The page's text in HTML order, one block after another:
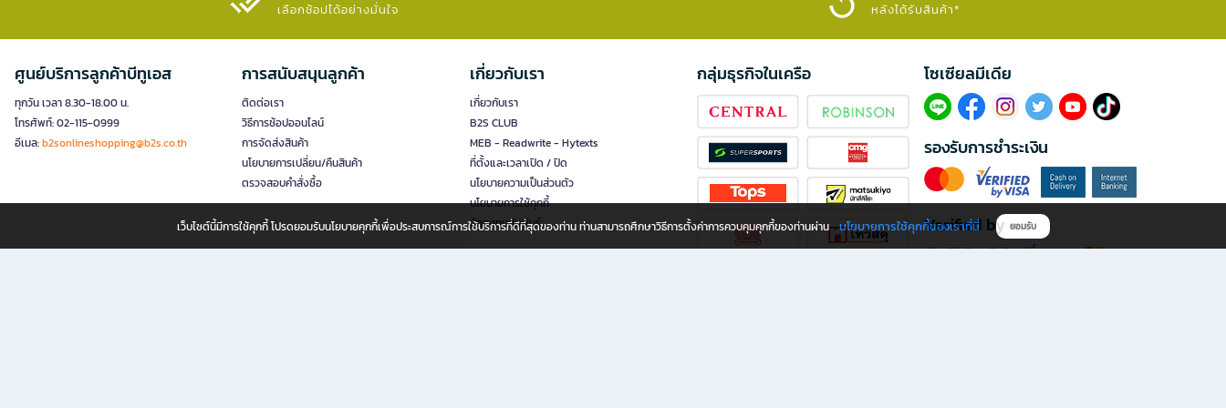
เลือกช้อปได้อย่างมั่นใจ​
หลังได้รับสินค้า*
ศูนย์บริการลูกค้าบีทูเอส
ทุกวัน เวลา 8.30-18.00 น.
โทรศัพท์: 02-115-0999
อีเมล:b2sonlineshopping@b2s.co.th
การสนับสนุนลูกค้า
ติดต่อเรา
วิธีการช้อปออนไลน์
การจัดส่งสินค้า
นโยบายการเปลี่ยน/คืนสินค้า
ตรวจสอบคำสั่งซื้อ
เกี่ยวกับเรา
เกี่ยวกับเรา
B2S CLUB
MEB - Readwrite - Hytexts
ที่ตั้งและเวลาเปิด / ปิด
นโยบายความเป็นส่วนตัว
นโยบายการใช้คุกกี้
นักลงทุนสัมพันธ์
กลุ่มธุรกิจในเครือ โซเซียลมีเดีย​
รองรับการชำระเงิน
Verified by
เว็บไซต์นี้มีการใช้คุกกี้ โปรดยอมรับนโยบายคุกกี้เพื่อประสบการณ์การใช้บริการที่ดีที่สุดของท่าน ท่านสามารถศึกษาวิธีการตั้งค่าการควบคุมคุกกี้ของท่านผ่าน นโยบายการใช้คุกกี้ของเราที่นี่ ยอมรับ